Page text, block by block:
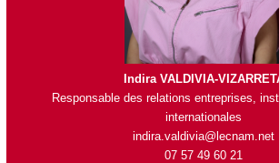
Indira VALDIVIA-
Responsable des relations entreprises,
internationales
indira.valdivia@lecnam.net
07 57 49 60 21